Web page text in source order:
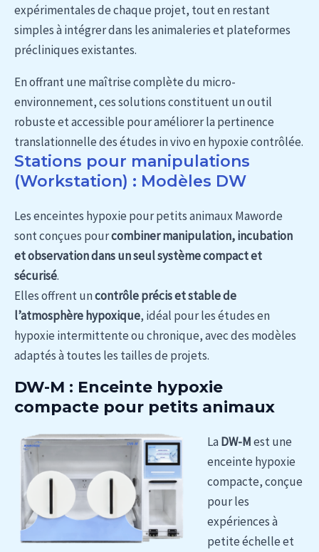
expérimentales de chaque projet, tout en restant
simples à intégrer dans les animaleries et plateformes
précliniques existantes.
En offrant une maîtrise complète du micro-
environnement, ces solutions constituent un outil
robuste et accessible pour améliorer la pertinence
translationnelle des études in vivo en hypoxie contrôlée.
Stations pour manipulations
(Workstation) : Modèles DW
Les enceintes hypoxie pour petits animaux Maworde
sont conçues pourcombiner manipulation, incubation
et observation dans un seul système compact et
sécurisé.
Elles offrent uncontrôle précis et stable de
l’atmosphère hypoxique, idéal pour les études en
hypoxie intermittente ou chronique, avec des modèles
adaptés à toutes les tailles de projets.
DW-M : Enceinte hypoxie
compacte pour petits animaux
La DW-Mest une
enceinte hypoxie
compacte, conçue
pour les
expériences à
petite échelle et